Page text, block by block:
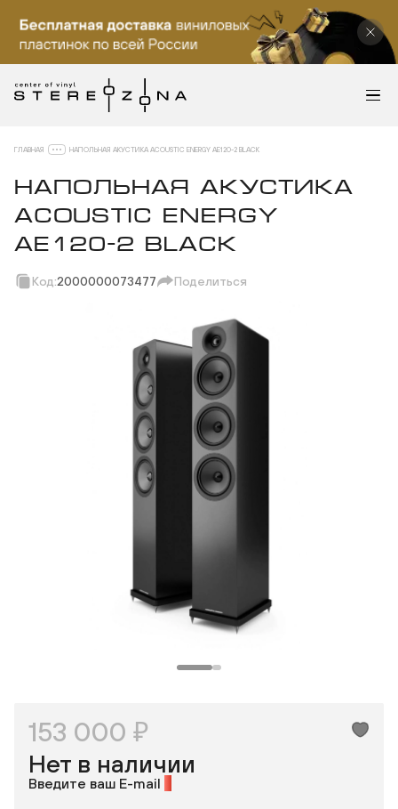
ГЛАВНАЯ НАПОЛЬНАЯ АКУСТИКА ACOUSTIC ENERGY AE120-2 BLACK
НАПОЛЬНАЯ АКУСТИКА
ACOUSTIC ENERGY
AE120-2 BLACK
Код:2000000073477 Поделиться
Телеграм
ВКонтакте
Одноклассники
153 000 ₽
Нет в наличии
Введите ваш E-mail